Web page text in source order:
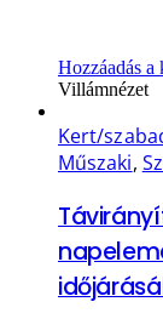
Hozzáadás a
Villámnézet
Kert/
Műszaki,